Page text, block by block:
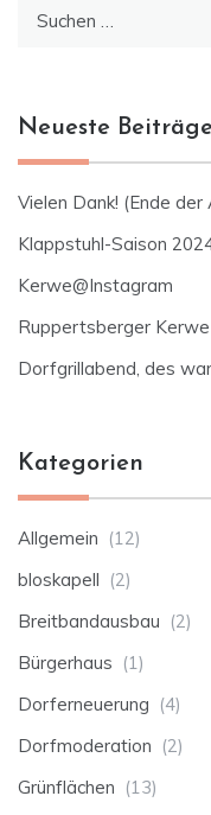
Neueste Beiträge
Vielen Dank! (Ende
Klappstuhl-Saison
Kerwe@Instagram
Ruppertsberger Kerwe
Dorfgrillabend, des
Kategorien
Allgemein (12)
bloskapell (2)
Breitbandausbau (2)
Bürgerhaus (1)
Dorferneuerung (4)
Dorfmoderation (2)
Grünflächen (13)